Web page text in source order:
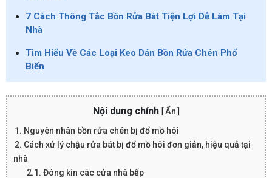
7 Cách Thông Tắc Bồn Rửa Bát Tiện Lợi Dễ Làm Tại
Nhà
Tìm Hiểu Về Các Loại Keo Dán Bồn Rửa Chén Phổ
Biến
Nội dung chính [Ẩn
1. Nguyên nhân bồn rửa chén bị đổ mồ hôi
2. Cách xử lý chậu rửa bát bị đổ mồ hôi đơn giản, hiệu quả tại
nhà
2.1. Đóng kín các cửa nhà bếp